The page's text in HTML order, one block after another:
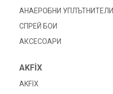
АНАЕРОБНИ УПЛЪТНИТЕЛИ
СПРЕЙ БОИ
АКСЕСОАРИ
AKFİX
AKFİX